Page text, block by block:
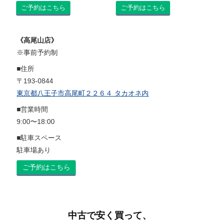
ご予約はこちら ご予約はこちら
《高尾山店》
※事前予約制
■住所
〒193-0844
東京都八王子市高尾町２２６４ タカオネ内
■営業時間
9:00〜18:00
■駐車スペース
駐車場あり
ご予約はこちら
中古で安く買って、